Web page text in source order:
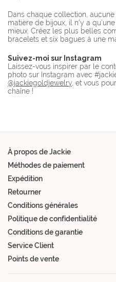
Dans chaque collection,
matière de bijoux, il n'y a
mieux. Créez les plus belles
bracelets et six bagues à une
Suivez-moi sur Instagram
Laissez-vous inspirer par le
photo sur Instagram avec
@jackiegoldjewelry , et vous
chaîne !
À propos de Jackie
Méthodes de paiement
Expédition
Retourner
Conditions générales
Politique de confidentialité
Conditions de garantie
Service Client
Points de vente